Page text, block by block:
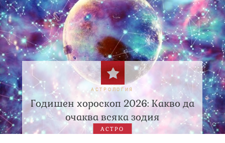
АСТРОЛОГИЯ
Годишен хороскоп 2026: Какво да
очаква всяка зодия
АСТРО